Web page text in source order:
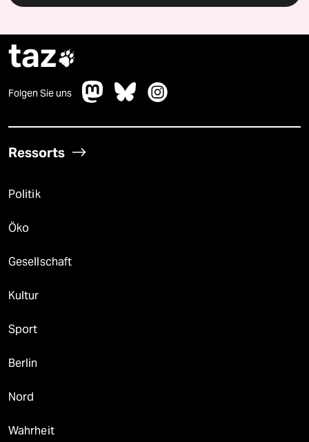
taz
Folgen Sie uns
Ressorts
Politik
Öko
Gesellschaft
Kultur
Sport
Berlin
Nord
Wahrheit